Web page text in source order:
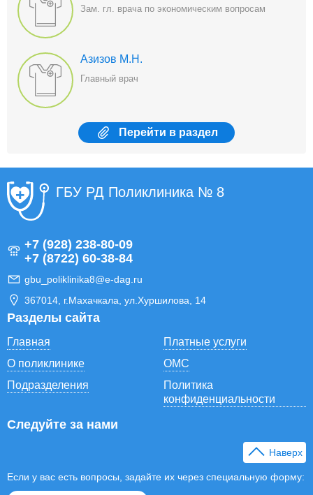
Зам. гл. врача по экономическим вопросам
Азизов М.Н.
Главный врач
Перейти в раздел
ГБУ РД Поликлиника № 8
+7 (928) 238-80-09
+7 (8722) 60-38-84
gbu_poliklinika8@e-dag.ru
367014, г.Махачкала, ул.Хуршилова, 14
Разделы сайта
Главная
Платные услуги
О поликлинике
ОМС
Подразделения
Политика
конфиденциальности
Следуйте за нами
Наверх
Если у вас есть вопросы, задайте их через специальную форму: